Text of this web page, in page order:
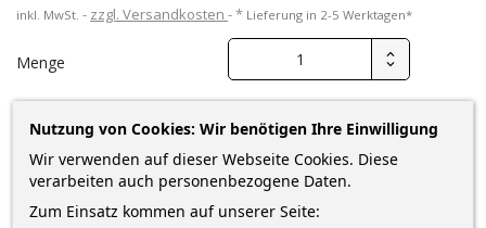
inkl. MwSt. zzgl. Versandkosten * Lieferung in 2-5 Werktagen*
Menge
IN DEN WARENKORB 0
Nur noch wenige Teile verfügbar
Nutzung von Cookies: Wir benötigen Ihre Einwilligung
Wir verwenden auf dieser Webseite Cookies. Diese
verarbeiten auch personenbezogene Daten.
Zum Einsatz kommen auf unserer Seite: